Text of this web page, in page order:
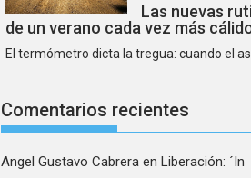
Las nuevas
de un verano cada vez más
El termómetro dicta la tregua: cuando el
Comentarios recientes
Angel Gustavo Cabrera en Liberación: ´In